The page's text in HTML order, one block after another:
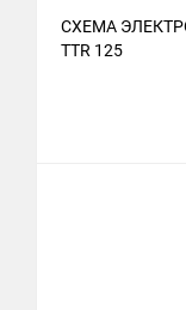
СХЕМА
TTR 125